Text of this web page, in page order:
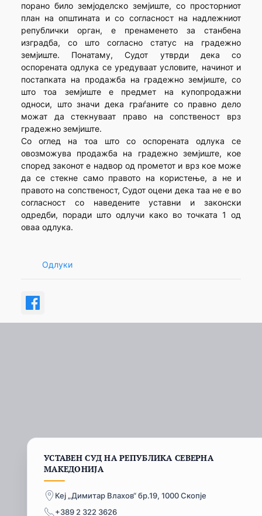
порано било земјоделско земјиште, со просторниот
план на општината и со согласност на надлежниот
републички орган, е пренаменето за станбена
изградба, со што согласно статус на градежно
земјиште. Понатаму, Судот утврди дека со
оспорената одлука се уредуваат условите, начинот и
постапката на продажба на градежно земјиште, со
што тоа земјиште е предмет на купопродажни
односи, што значи дека граѓаните со правно дело
можат да стекнуваат право на сопственост врз
градежно земјиште.
Со оглед на тоа што со оспорената одлука се
овозможува продажба на градежно земјиште, кое
според законот е надвор од прометот и врз кое може
да се стекне само правото на користење, а не и
правото на сопственост, Судот оцени дека таа не е во
согласност со наведените уставни и законски
одредби, поради што одлучи како во точката 1 од
оваа одлука.
Одлуки
УСТАВЕН СУД НА РЕПУБЛИКА СЕВЕРНА
МАКЕДОНИЈА
Кеј „Димитар Влахов“ бр.19, 1000 Скопје
+389 2 322 3626